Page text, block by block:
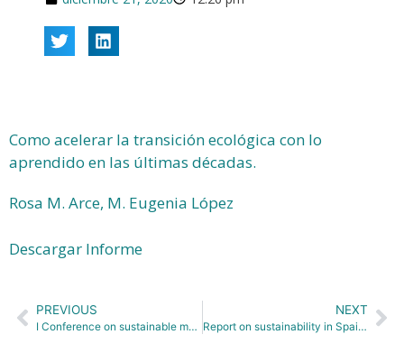
Como acelerar la transición ecológica con lo
aprendido en las últimas décadas.
Rosa M. Arce, M. Eugenia López
Descargar Informe
PREVIOUS
I Conference on sustainable mobility
NEXT
Report on sustainability in Spain 2020